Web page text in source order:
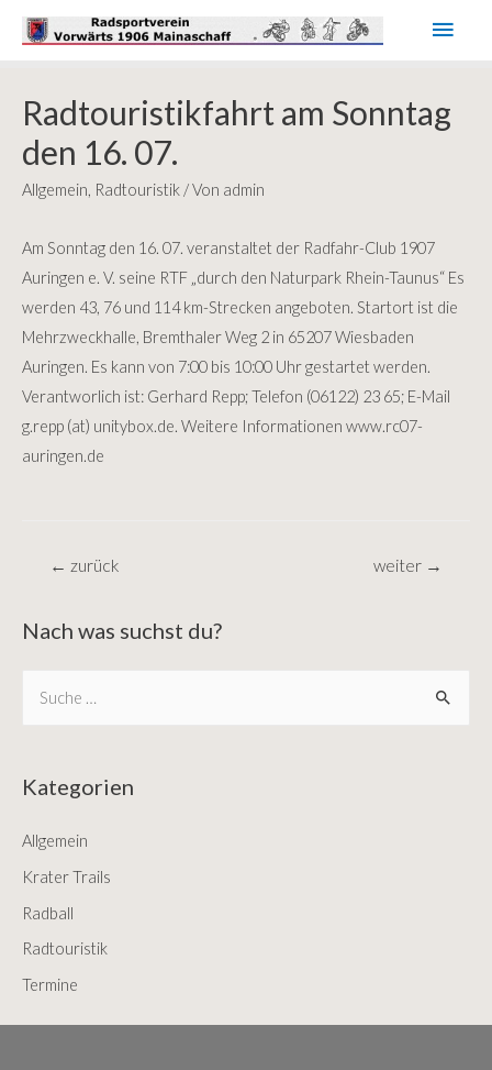
Radtouristikfahrt am Sonntag
den 16. 07.
Allgemein, Radtouristik / Von admin
Am Sonntag den 16. 07. veranstaltet der Radfahr-Club 1907
Auringen e. V. seine RTF „durch den Naturpark Rhein-Taunus“ Es
werden 43, 76 und 114 km-Strecken angeboten. Startort ist die
Mehrzweckhalle, Bremthaler Weg 2 in 65207 Wiesbaden
Auringen. Es kann von 7:00 bis 10:00 Uhr gestartet werden.
Verantworlich ist: Gerhard Repp; Telefon (06122) 23 65; E-Mail
g.repp (at) unitybox.de. Weitere Informationen www.rc07-
auringen.de
Beitragsnavigation
← zurück weiter →
Nach was suchst du?
r
h
f
o
r
Kategorien
Allgemein
Krater Trails
Radball
Radtouristik
Termine